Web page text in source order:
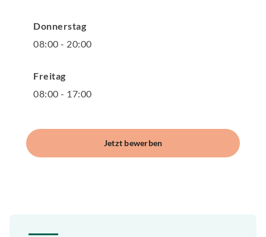
Donnerstag
08:00 - 20:00
Freitag
08:00 - 17:00
Jetzt bewerben